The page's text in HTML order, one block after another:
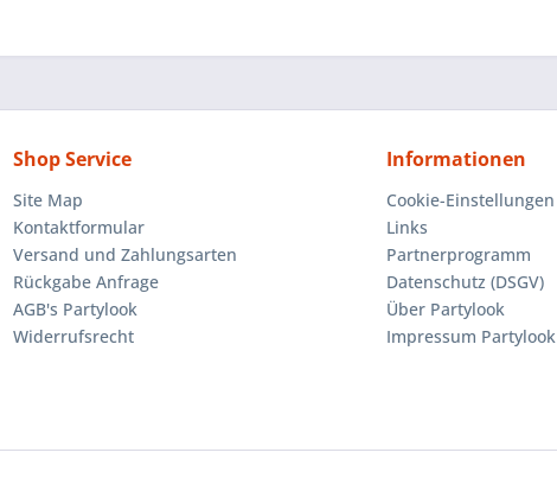
Shop Service
Site Map
Kontaktformular
Versand und Zahlungsarten
Rückgabe Anfrage
AGB's Partylook
Widerrufsrecht
Informationen
Cookie-Einstellungen
Links
Partnerprogramm
Datenschutz (DSGV)
Über Partylook
Impressum Partylook